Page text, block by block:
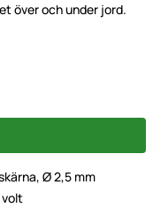
över och under jord.
Ø 2,5 mm
volt